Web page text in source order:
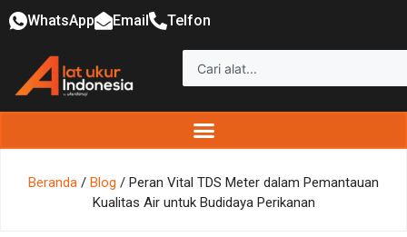
WhatsApp Email Telfon
Beranda / Blog / Peran Vital TDS Meter dalam Pemantauan
Kualitas Air untuk Budidaya Perikanan